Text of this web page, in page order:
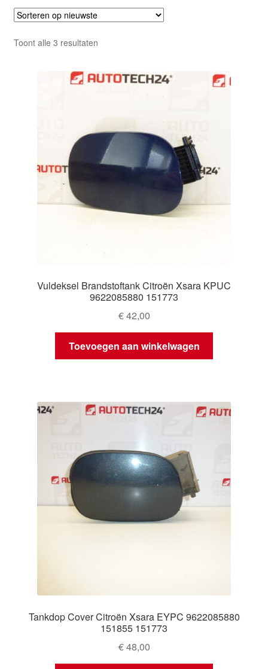
Toont alle 3 resultatenGesorteerd
Vuldeksel Brandstoftank Citroën Xsara KPUC
9622085880 151773
€42,00
Toevoegen aan winkelwagen
Tankdop Cover Citroën Xsara EYPC 9622085880
151855 151773
€48,00